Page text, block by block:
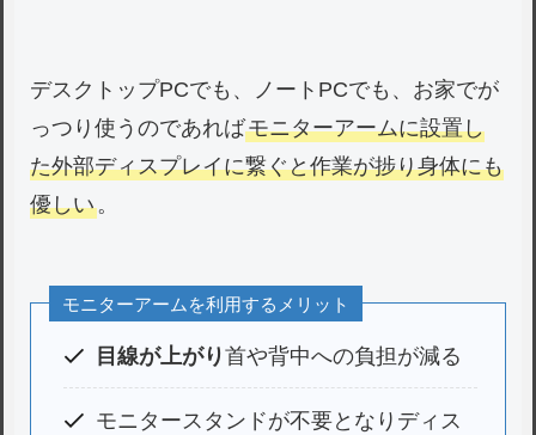
デスクトップPCでも、ノートPCでも、お家でが
っつり使うのであればモニターアームに設置し
た外部ディスプレイに繋ぐと作業が捗り身体にも
優しい。
モニターアームを利用するメリット
目線が上がり首や背中への負担が減る
モニタースタンドが不要となりディス